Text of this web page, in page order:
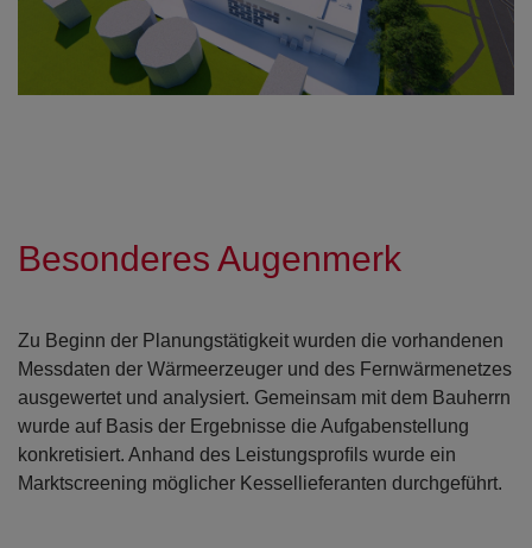
Besonderes Augenmerk
Zu Beginn der Planungstätigkeit wurden die vorhandenen
Messdaten der Wärmeerzeuger und des Fernwärmenetzes
ausgewertet und analysiert. Gemeinsam mit dem Bauherrn
wurde auf Basis der Ergebnisse die Aufgabenstellung
konkretisiert. Anhand des Leistungsproﬁls wurde ein
Marktscreening möglicher Kessellieferanten durchgeführt.